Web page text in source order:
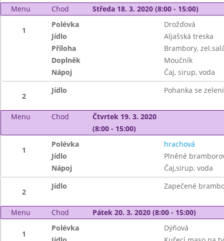
Menu Chod Středa 18. 3. 2020 (8:00 - 15:00)
1
Polévka
Drožďová
Jídlo
Aljašská treska
Příloha
Brambory,
Doplněk
Moučník
Nápoj
Čaj, sirup, voda
2
Jídlo Pohanka se
Menu Chod
Čtvrtek 19. 3. 2020
(8:00 - 15:00)
1
Polévka
hrachová
Jídlo
Plněné
Nápoj
Čaj,sirup, voda
2
Jídlo Zapečené
Menu Chod Pátek 20. 3. 2020 (8:00 - 15:00)
1
Polévka
Dýňová